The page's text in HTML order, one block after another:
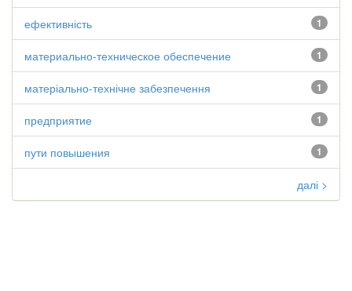
1
ефективність
1
материально-техническое обеспечение
1
матеріально-технічне забезпечення
1
предприятие
1
пути повышения
далі >